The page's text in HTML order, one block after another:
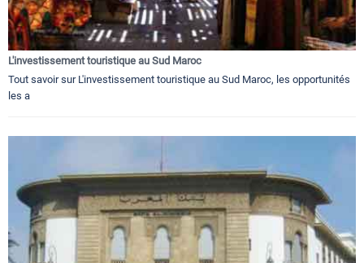
L'investissement touristique au Sud Maroc
Tout savoir sur L'investissement touristique au Sud Maroc, les opportunités
les a